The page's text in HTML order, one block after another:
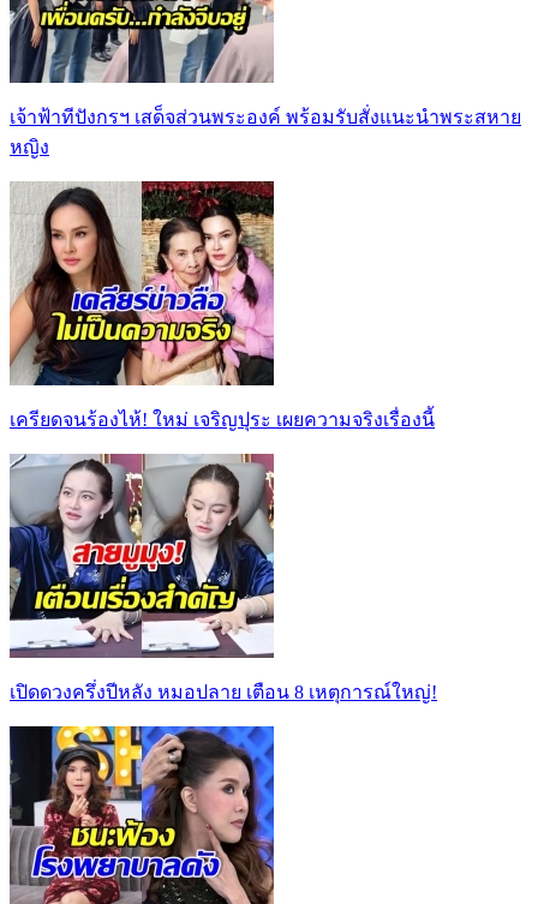
เจ้าฟ้าทีปังกรฯ เสด็จส่วนพระองค์ พร้อมรับสั่งแนะนำพระสหาย
หญิง
เครียดจนร้องไห้! ใหม่ เจริญปุระ เผยความจริงเรื่องนี้
เปิดดวงครึ่งปีหลัง หมอปลาย เตือน 8 เหตุการณ์ใหญ่!